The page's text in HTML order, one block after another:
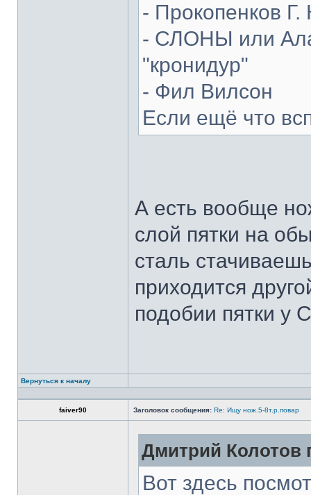
- Прокопенков Г.
- СЛОНЫ или
"кронидур"
- Фил Вилсон
Если ещё что
А есть вообще
слой пятки на
сталь
приходится
подобии пятки у
Вернуться к началу
faiver90 Заголовок сообщения: Re: Ищу нож.5-8т.р.повар
Дмитрий Колотов
Вот здесь